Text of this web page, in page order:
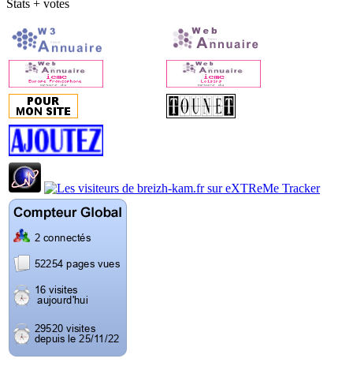
Stats + votes